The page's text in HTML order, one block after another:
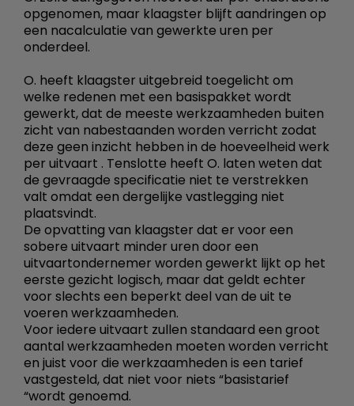
opgenomen, maar klaagster blijft aandringen op
een nacalculatie van gewerkte uren per
onderdeel.
O. heeft klaagster uitgebreid toegelicht om
welke redenen met een basispakket wordt
gewerkt, dat de meeste werkzaamheden buiten
zicht van nabestaanden worden verricht zodat
deze geen inzicht hebben in de hoeveelheid werk
per uitvaart . Tenslotte heeft O. laten weten dat
de gevraagde specificatie niet te verstrekken
valt omdat een dergelijke vastlegging niet
plaatsvindt.
De opvatting van klaagster dat er voor een
sobere uitvaart minder uren door een
uitvaartondernemer worden gewerkt lijkt op het
eerste gezicht logisch, maar dat geldt echter
voor slechts een beperkt deel van de uit te
voeren werkzaamheden.
Voor iedere uitvaart zullen standaard een groot
aantal werkzaamheden moeten worden verricht
en juist voor die werkzaamheden is een tarief
vastgesteld, dat niet voor niets “basistarief
“wordt genoemd.